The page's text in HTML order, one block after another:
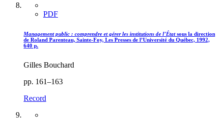
PDF
Management public : comprendre et gérer les institutions de l’Étatsous la direction
de Roland Parenteau, Sainte-Foy, Les Presses de l’Université du Québec, 1992,
640 p.
Gilles Bouchard
pp. 161–163
Record